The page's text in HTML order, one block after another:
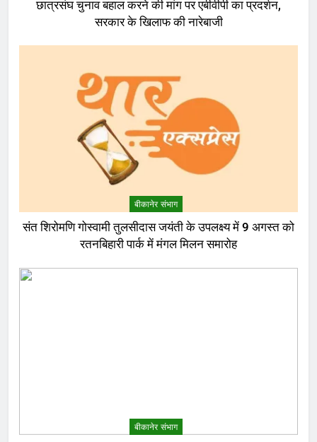
छात्रसंघ चुनाव बहाल करने की मांग पर एबीवीपी का प्रदर्शन,
सरकार के खिलाफ की नारेबाजी
बीकानेर संभाग
संत शिरोमणि गोस्वामी तुलसीदास जयंती के उपलक्ष्य में 9 अगस्त को
रतनबिहारी पार्क में मंगल मिलन समारोह
बीकानेर संभाग